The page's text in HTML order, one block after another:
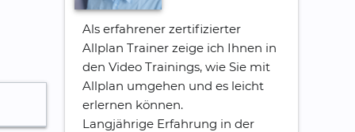
Als erfahrener zertifizierter
Allplan Trainer zeige ich Ihnen in
den Video Trainings, wie Sie mit
Allplan umgehen und es leicht
erlernen können.
Langjährige Erfahrung in der